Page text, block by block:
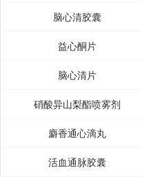
脑心清胶囊
益心酮片
脑心清片
硝酸异山梨酯喷雾剂
麝香通心滴丸
活血通脉胶囊